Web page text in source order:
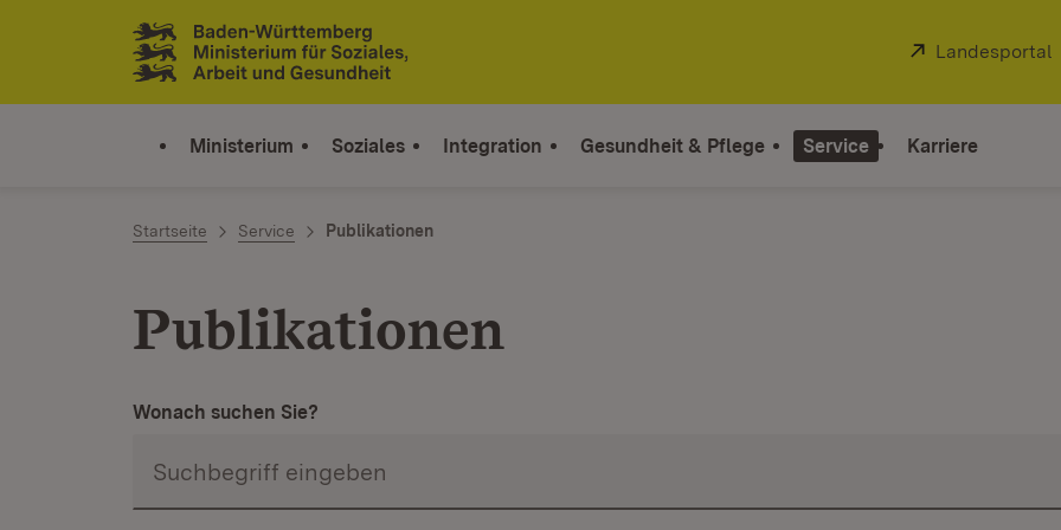
Zum Inhalt springen
Link zur Startseite
Extern:
Landesportal
Ministerium Soziales Integration Gesundheit & Pflege Service Karriere
Startseite Service Publikationen
Publikationen
Wonach suchen Sie?